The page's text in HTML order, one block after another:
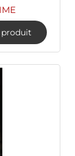
produit